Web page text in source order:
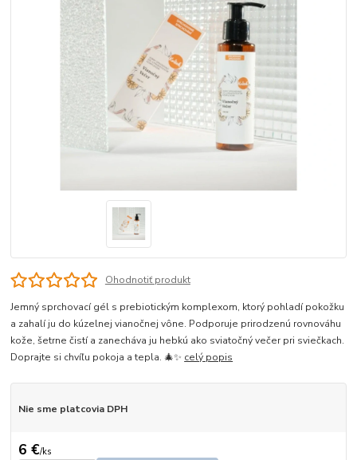
Ohodnotiť produkt
Jemný sprchovací gél s prebiotickým komplexom, ktorý pohladí pokožku
a zahalí ju do kúzelnej vianočnej vône. Podporuje prirodzenú rovnováhu
kože, šetrne čistí a zanecháva ju hebkú ako sviatočný večer pri sviečkach.
Doprajte si chvíľu pokoja a tepla. 🎄✨ celý popis
Nie sme platcovia DPH
6 €/ks